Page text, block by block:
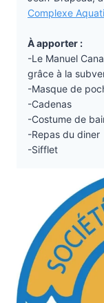
Complexe
À apporter :
-Le Manuel
grâce à la
-Masque de
-Cadenas
-Costume de
-Repas du diner
-Sifflet